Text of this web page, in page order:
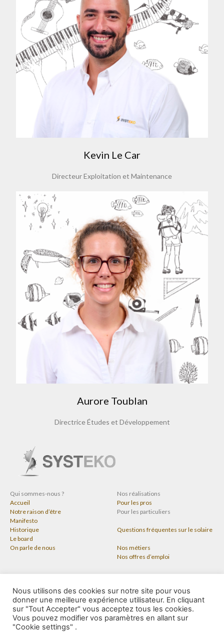
Kevin Le Car
Directeur Exploitation et Maintenance
Aurore Toublan
Directrice Études et Développement
Qui sommes-nous ?
Accueil
Notre raison d’être
Manifesto
Historique
Le board
On parle de nous
Nos réalisations
Pour les pros
Pour les particuliers
Questions fréquentes sur le solaire
Nos métiers
Nos offres d’emploi
Politique de confidentialité
Conditions générales de vente
Mentions légales
Nous utilisons des cookies sur notre site pour vous
donner une meilleure expérience utilisateur. En cliquant
sur "Tout Accepter" vous acceptez tous les cookies.
Vous pouvez modifier vos paramètres en allant sur
"Cookie settings" .